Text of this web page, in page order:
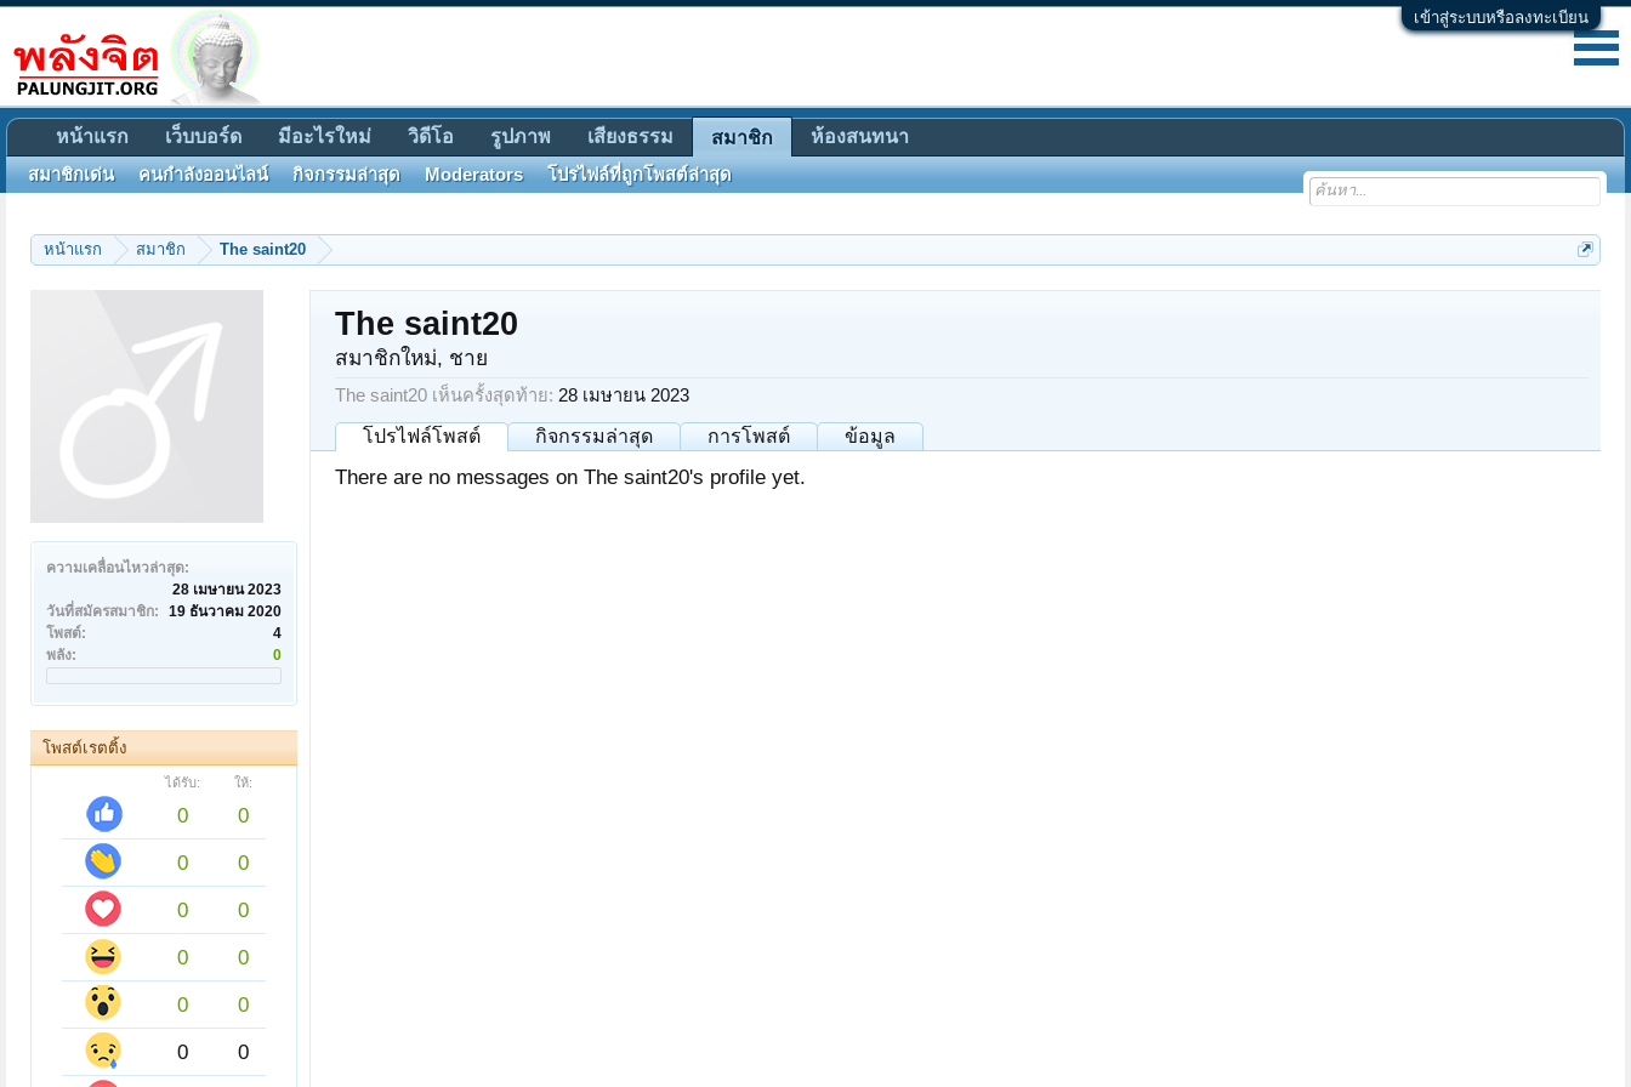
เข้าสู่ระบบหรือลงทะเบียน
หน้าแรก สมาชิก The saint20
ความเคลื่อนไหวล่าสุด:
28 เมษายน 2023
วันที่สมัครสมาชิก:
19 ธันวาคม 2020
โพสต์:
4
พลัง:
0
โพสต์เรตติ้ง
ได้รับ: ให้:
0
0
0
0
0
0
0
0
0
0
0
0
The saint20
สมาชิกใหม่, ชาย
The saint20 เห็นครั้งสุดท้าย: 28 เมษายน 2023
โปรไฟล์โพสต์ กิจกรรมล่าสุด การโพสต์ ข้อมูล
There are no messages on The saint20's profile yet.
หน้าแรก เว็บบอร์ด มีอะไรใหม่ วิดีโอ รูปภาพ เสียงธรรม สมาชิก
สมาชิกเด่น คนกำลังออนไลน์ กิจกรรมล่าสุด Moderators โปรไฟล์ที่ถูกโพสต์ล่าสุด
ห้องสนทนา